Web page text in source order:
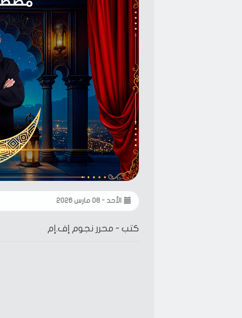
الأحد - ٠٨ مارس ٢٠٢٦
كتب - محرر نجوم إف.إم